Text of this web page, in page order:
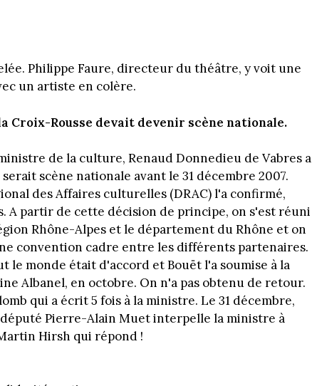
Philippe Faure, directeur du théâtre, y voit une
un artiste en colère.
Croix-Rousse devait devenir scène nationale.
de la culture, Renaud Donnedieu de Vabres a
scène nationale avant le 31 décembre 2007.
des Affaires culturelles (DRAC) l'a confirmé,
A partir de cette décision de principe, on s'est réuni
Rhône-Alpes et le département du Rhône et on
convention cadre entre les différents partenaires.
le monde était d'accord et Bouët l'a soumise à la
Albanel, en octobre. On n'a pas obtenu de retour.
qui a écrit 5 fois à la ministre. Le 31 décembre,
Pierre-Alain Muet interpelle la ministre à
Hirsh qui répond !